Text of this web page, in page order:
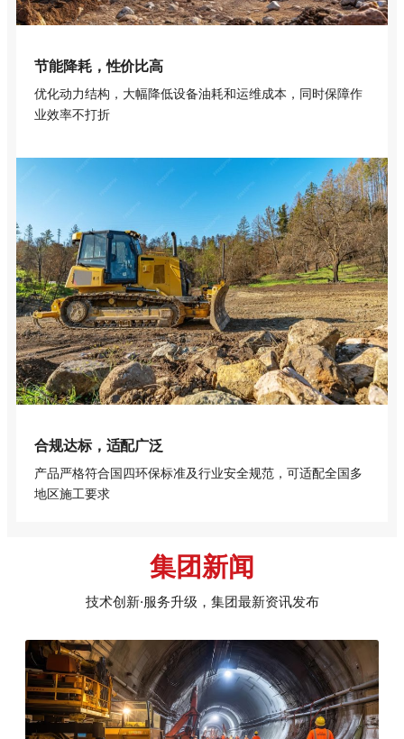
节能降耗，性价比高
优化动力结构，大幅降低设备油耗和运维成本，同时保障作
业效率不打折
合规达标，适配广泛
产品严格符合国四环保标准及行业安全规范，可适配全国多
地区施工要求
集团新闻
技术创新·服务升级，集团最新资讯发布